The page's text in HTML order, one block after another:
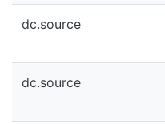
dc.source
dc.source